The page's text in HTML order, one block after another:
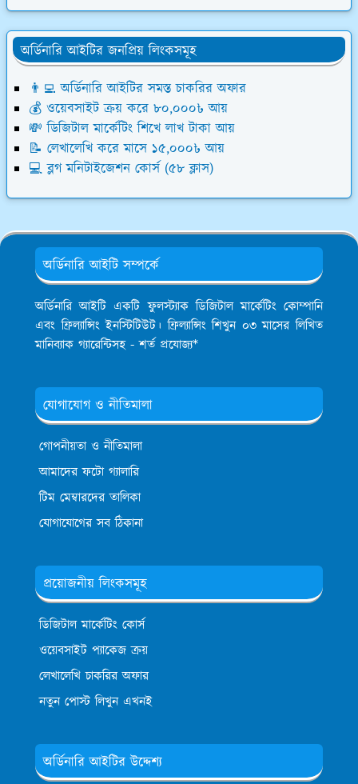
অর্ডিনারি আইটির জনপ্রিয় লিংকসমূহ
👨‍💻 অর্ডিনারি আইটির সমস্ত চাকরির অফার
💰 ওয়েবসাইট ক্রয় করে ৮০,০০০৳ আয়
💸 ডিজিটাল মার্কেটিং শিখে লাখ টাকা আয়
📝 লেখালেখি করে মাসে ১৫,০০০৳ আয়
💻 ব্লগ মনিটাইজেশন কোর্স (৫৮ ক্লাস)
অর্ডিনারি আইটি সম্পর্কে
অর্ডিনারি আইটি একটি ফুলস্ট্যাক ডিজিটাল মার্কেটিং কোম্পানি
এবং ফ্রিল্যান্সিং ইনস্টিটিউট। ফ্রিল্যান্সিং শিখুন ০৩ মাসের লিখিত
মানিব্যাক গ্যারেন্টিসহ - শর্ত প্রযোজ্য*
যোগাযোগ ও নীতিমালা
গোপনীয়তা ও নীতিমালা
আমাদের ফটো গ্যালারি
টিম মেম্বারদের তালিকা
যোগাযোগের সব ঠিকানা
প্রয়োজনীয় লিংকসমূহ
ডিজিটাল মার্কেটিং কোর্স
ওয়েবসাইট প্যাকেজ ক্রয়
লেখালেখি চাকরির অফার
নতুন পোস্ট লিখুন এখনই
অর্ডিনারি আইটির উদ্দেশ্য